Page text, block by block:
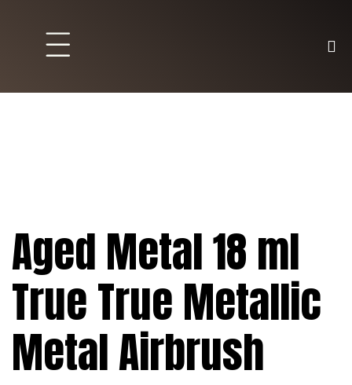
Aged Metal 18 ml
True True Metallic
Metal Airbrush